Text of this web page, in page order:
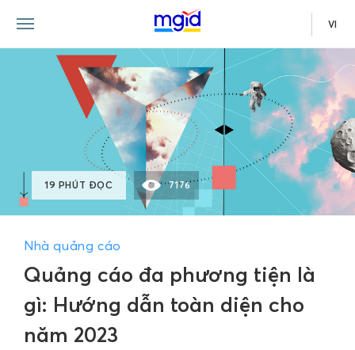
VI
Quảng cáo đa phương tiện là
gì: Hướng dẫn toàn diện cho
năm 2023
Nhà quảng cáo
19 PHÚT ĐỌC 7176